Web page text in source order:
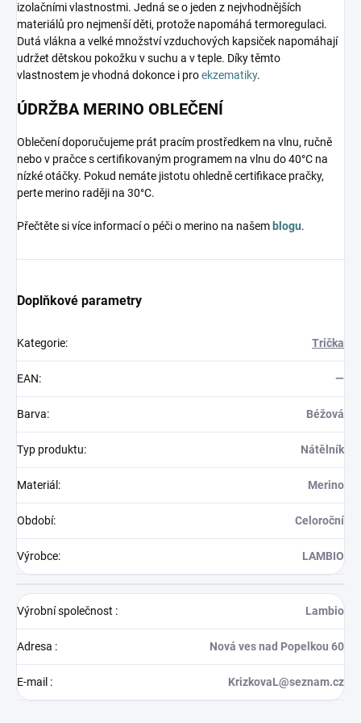
izolačními vlastnostmi. Jedná se o jeden z nejvhodnějších
materiálů pro nejmenší děti, protože napomáhá termoregulaci.
Dutá vlákna a velké množství vzduchových kapsiček napomáhají
udržet dětskou pokožku v suchu a v teple. Díky těmto
vlastnostem je vhodná dokonce i proekzematiky.
ÚDRŽBA MERINO OBLEČENÍ
Oblečení doporučujeme prát pracím prostředkem na vlnu, ručně
nebo v pračce s certifikovaným programem na vlnu do 40°C na
nízké otáčky. Pokud nemáte jistotu ohledně certifikace pračky,
perte merino raději na 30°C.
Přečtěte si více informací o péči o merino na našem blogu.
Doplňkové parametry
Kategorie: Trička
EAN: —
Barva: Béžová
Typ produktu: Nátělník
Materiál : Merino
Období: Celoroční
Výrobce: LAMBIO
Výrobní společnost : Lambio
Adresa : Nová ves nad Popelkou 60
E-mail : KrizkovaL@seznam.cz